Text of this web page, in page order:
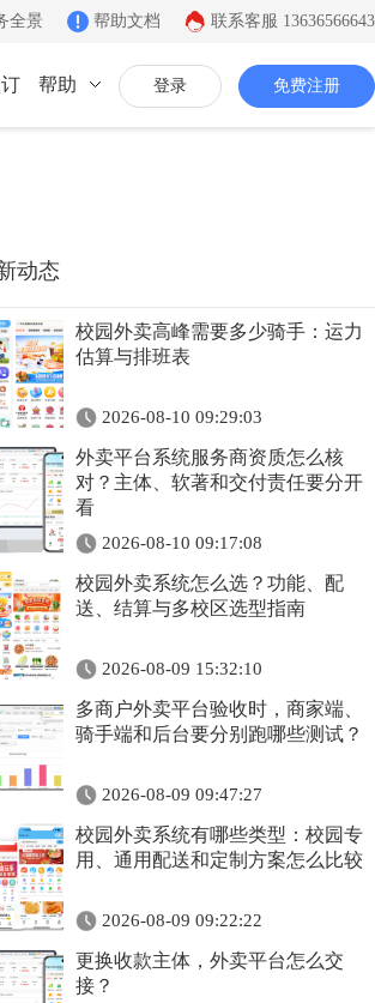
联系客服 13636566643
帮助文档
全景
登录 免费注册
连接你的客户和粉丝
帮助
动互联网开发
的互联网企业
，安全放心
在线咨询
动态
校园外卖高峰需要多少骑手：运力
估算与排班表
2026-08-10 09:29:03
外卖平台系统服务商资质怎么核
对？主体、软著和交付责任要分开
看
2026-08-10 09:17:08
校园外卖系统怎么选？功能、配
送、结算与多校区选型指南
2026-08-09 15:32:10
多商户外卖平台验收时，商家端、
骑手端和后台要分别跑哪些测试？
2026-08-09 09:47:27
校园外卖系统有哪些类型：校园专
用、通用配送和定制方案怎么比较
2026-08-09 09:22:22
更换收款主体，外卖平台怎么交
接？